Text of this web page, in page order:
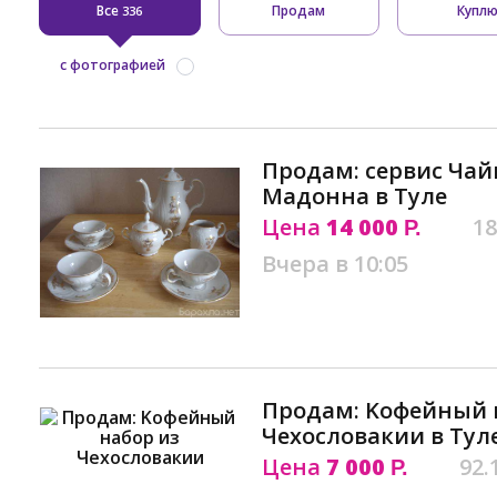
Все336 Продам
с фотографией
Продам: сервис
Мадонна в Туле
Цена 14 000 Р.
Вчера в 10:05
Продам: Kофейный
Чеxословакии в
Цена 7 000 Р.